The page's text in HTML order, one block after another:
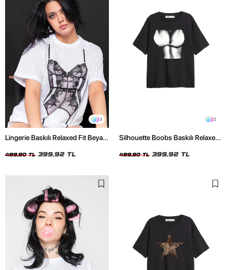
3
Lingerie Baskılı Relaxed Fit Beyaz
499,90 TL 399,92 TL
2
Silhouette Boobs Baskılı Relaxed
499,90 TL 399,92 TL